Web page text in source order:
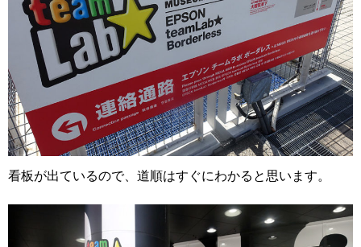
看板が出ているので、道順はすぐにわかると思います。